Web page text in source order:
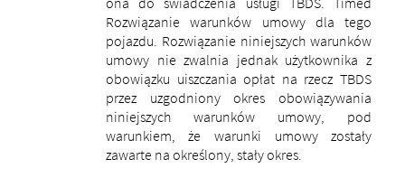
Rozwiązanie warunków umowy dla tego
pojazdu. Rozwiązanie niniejszych warunków
umowy nie zwalnia jednak użytkownika z
obowiązku uiszczania opłat na rzecz TBDS
przez uzgodniony okres obowiązywania
niniejszych warunków umowy, pod
warunkiem, że warunki umowy zostały
zawarte na określony, stały okres.